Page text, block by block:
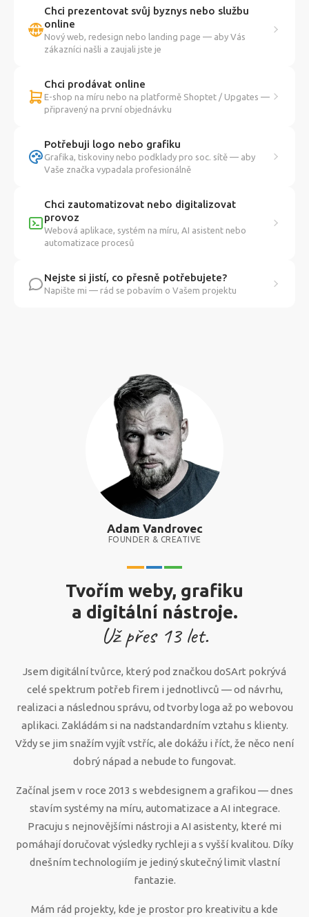
Chci prezentovat svůj byznys nebo službu
online
Nový web, redesign nebo landing page — aby Vás
zákazníci našli a zaujali jste je
Chci prodávat online
E-shop na míru nebo na platformě Shoptet / Upgates —
připravený na první objednávku
Potřebuji logo nebo grafiku
Grafika, tiskoviny nebo podklady pro soc. sítě — aby
Vaše značka vypadala profesionálně
Chci zautomatizovat nebo digitalizovat
provoz
Webová aplikace, systém na míru, AI asistent nebo
automatizace procesů
Nejste si jistí, co přesně potřebujete?
Napište mi — rád se pobavím o Vašem projektu
Adam Vandrovec
FOUNDER & CREATIVE
Tvořím weby, grafiku
a digitální nástroje.
Už přes 13let.
Jsem digitální tvůrce, který pod značkou doSArt pokrývá
celé spektrum potřeb firem i jednotlivců — od návrhu,
realizaci a následnou správu, od tvorby loga až po webovou
aplikaci. Zakládám si na nadstandardním vztahu s klienty.
Vždy se jim snažím vyjít vstříc, ale dokážu i říct, že něco není
dobrý nápad a nebude to fungovat.
Začínal jsem v roce 2013 s webdesignem a grafikou — dnes
stavím systémy na míru, automatizace a AI integrace.
Pracuju s nejnovějšími nástroji a AI asistenty, které mi
pomáhají doručovat výsledky rychleji a s vyšší kvalitou. Díky
dnešním technologiím je jediný skutečný limit vlastní
fantazie.
Mám rád projekty, kde je prostor pro kreativitu a kde